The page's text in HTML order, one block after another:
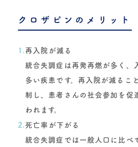
クロザピンのメリット
1. 再入院が減る
統合失調症は再発再燃が多く、
多い疾患です。再入院が減るこ
制し、患者さんの社会参加を促
われます。
2. 死亡率が下がる
統合失調症では一般人口に比べ